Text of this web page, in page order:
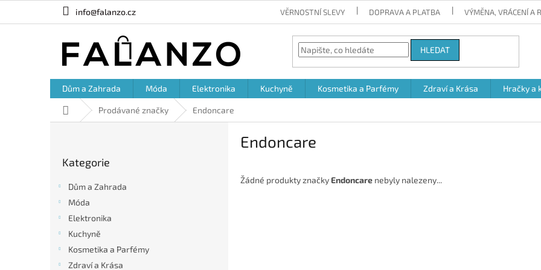
info@falanzo.cz VĚRNOSTNÍ SLEVY DOPRAVA A PLATBA VÝMĚNA, VRÁCENÍ A
HLEDAT
Dům a Zahrada Móda Elektronika Kuchyně Kosmetika a Parfémy Zdraví a Krása Hračky a
Domů Prodávané značky Endoncare
kategorie
Kategorie
Dům a Zahrada
Móda
Elektronika
Kuchyně
Kosmetika a Parfémy
Zdraví a Krása
Endoncare
Žádné produkty značky Endoncare nebyly nalezeny...